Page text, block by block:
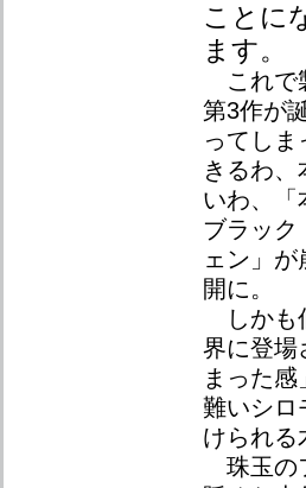
ことに
ます。
これで
第3作が
ってし
きるわ
いわ、「
ブラック
ェン」
開に。
しかも
界に登場
まった
難いシロ
けられ
珠玉の